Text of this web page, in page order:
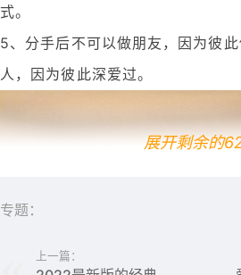
式。
5、分手后不可以做朋友，因为彼
人，因为彼此深爱过。
展开剩余的
专题：
上一篇：